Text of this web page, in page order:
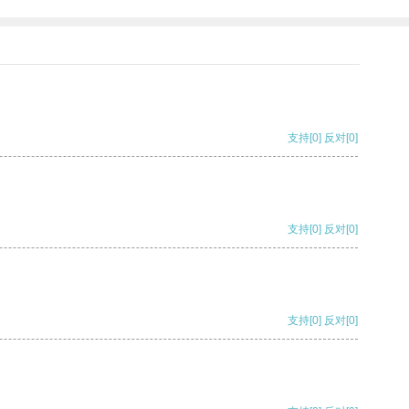
支持[0] 反对[0]
支持[0] 反对[0]
支持[0] 反对[0]